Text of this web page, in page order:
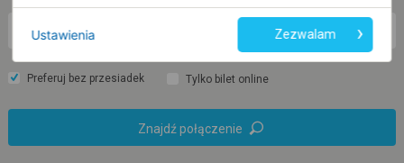
so. 8 sie.
Preferuj bez przesiadek Tylko bilet online
Znajdź połączenie
Ustawienia Zezwalam